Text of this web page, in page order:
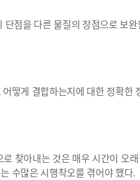
점을 다른 물질의 장점으로 보
떻게 결합하는지에 대한 정확한
찾아내는 것은 매우 시간이 오
수많은 시행착오를 겪어야 했다.